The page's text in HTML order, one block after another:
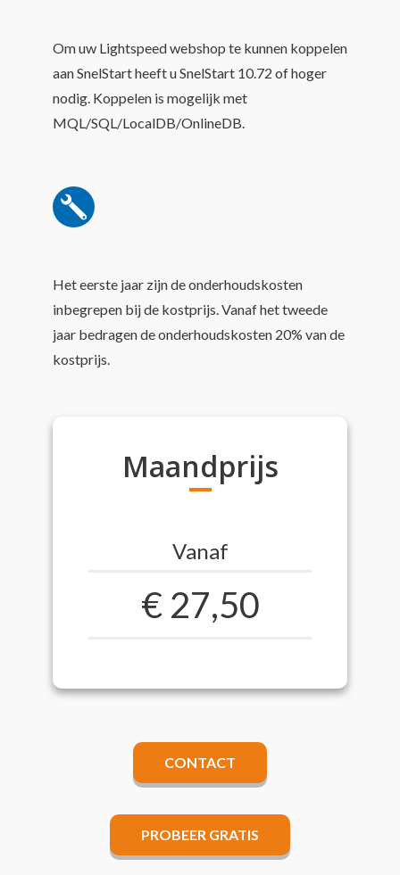
Om uw Lightspeed webshop te kunnen koppelen
aan SnelStart heeft u SnelStart 10.72 of hoger
nodig. Koppelen is mogelijk met
MQL/SQL/LocalDB/OnlineDB.
Het eerste jaar zijn de onderhoudskosten
inbegrepen bij de kostprijs. Vanaf het tweede
jaar bedragen de onderhoudskosten 20% van de
kostprijs.
Maandprijs
Vanaf
€ 27,50
CONTACT
PROBEER GRATIS